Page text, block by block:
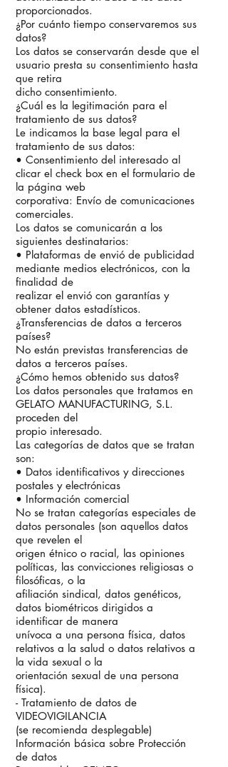
proporcionados.
¿Por cuánto tiempo conservaremos sus
datos?
Los datos se conservarán desde que el
usuario presta su consentimiento hasta
que retira
dicho consentimiento.
¿Cuál es la legitimación para el
tratamiento de sus datos?
Le indicamos la base legal para el
tratamiento de sus datos:
• Consentimiento del interesado al
clicar el check box en el formulario de
la página web
corporativa: Envío de comunicaciones
comerciales.
Los datos se comunicarán a los
siguientes destinatarios:
• Plataformas de envió de publicidad
mediante medios electrónicos, con la
finalidad de
realizar el envió con garantías y
obtener datos estadísticos.
¿Transferencias de datos a terceros
países?
No están previstas transferencias de
datos a terceros países.
¿Cómo hemos obtenido sus datos?
Los datos personales que tratamos en
GELATO MANUFACTURING, S.L.
proceden del
propio interesado.
Las categorías de datos que se tratan
son:
• Datos identificativos y direcciones
postales y electrónicas
• Información comercial
No se tratan categorías especiales de
datos personales (son aquellos datos
que revelen el
origen étnico o racial, las opiniones
políticas, las convicciones religiosas o
filosóficas, o la
afiliación sindical, datos genéticos,
datos biométricos dirigidos a
identificar de manera
unívoca a una persona física, datos
relativos a la salud o datos relativos a
la vida sexual o la
orientación sexual de una persona
física).
- Tratamiento de datos de
VIDEOVIGILANCIA
(se recomienda desplegable)
Información básica sobre Protección
de datos